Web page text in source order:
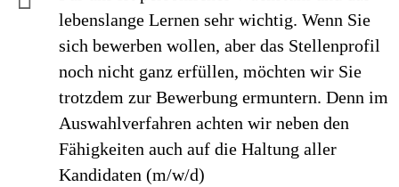
lebenslange Lernen sehr wichtig. Wenn Sie
sich bewerben wollen, aber das Stellenprofil
noch nicht ganz erfüllen, möchten wir Sie
trotzdem zur Bewerbung ermuntern. Denn im
Auswahlverfahren achten wir neben den
Fähigkeiten auch auf die Haltung aller
Kandidaten (m/w/d)